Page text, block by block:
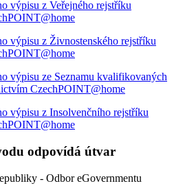
výpisu z Veřejného rejstříku
výpisu z Živnostenského rejstříku
výpisu ze Seznamu kvalifikovaných
CzechPOINT@home
výpisu z Insolvenčního rejstříku
odpovídá útvar
- Odbor eGovernmentu